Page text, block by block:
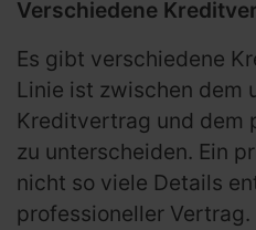
Verschiedene
Es gibt verschiedene
Linie ist zwischen dem
Kreditvertrag und dem
zu unterscheiden. Ein
nicht so viele Details
professioneller